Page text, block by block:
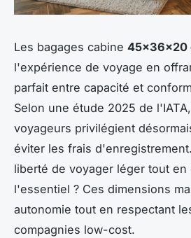
Les bagages cabine 45x36x20
l'expérience de voyage en
parfait entre capacité et
Selon une étude 2025 de
voyageurs privilégient
éviter les frais
liberté de voyager léger tout en
l'essentiel ? Ces dimensions
autonomie tout en respectant
compagnies low-cost.